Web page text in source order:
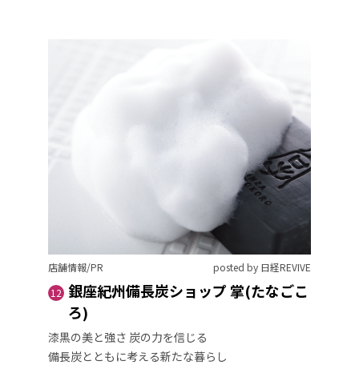
店舗情報/PR
posted by 日経REVIVE
12 銀座紀州備長炭ショップ 掌(たなごこ
ろ)
漆黒の美と強さ 炭の力を信じる
備長炭とともに考える新たな暮らし